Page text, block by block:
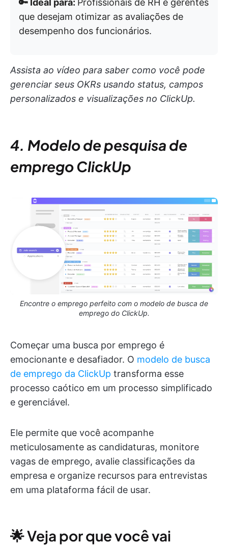
🔑 Ideal para: Profissionais de RH e gerentes
que desejam otimizar as avaliações de
desempenho dos funcionários.
Assista ao vídeo para saber como você pode
gerenciar seus OKRs usando status, campos
personalizados e visualizações no ClickUp.
4. Modelo de pesquisa de
emprego ClickUp
Encontre o emprego perfeito com o modelo de busca de
emprego do ClickUp.
Começar uma busca por emprego é
emocionante e desafiador. O modelo de busca
de emprego da ClickUp transforma esse
processo caótico em um processo simplificado
e gerenciável.
Ele permite que você acompanhe
meticulosamente as candidaturas, monitore
vagas de emprego, avalie classificações da
empresa e organize recursos para entrevistas
em uma plataforma fácil de usar.
🌟 Veja por que você vai